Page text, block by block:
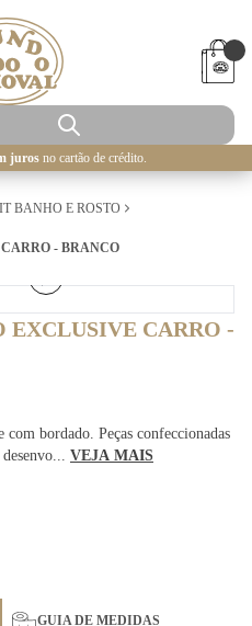
juros no cartão de crédito.
BANHO E ROSTO
- BRANCO
EXCLUSIVE CARRO -
bordado. Peças confeccionadas
VEJA MAIS
GUIA DE MEDIDAS